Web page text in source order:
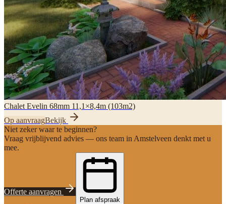
Chalet Evelin 68mm 11,1×8,4m (103m2)
Op aanvraagBekijk
Niet zeker waar te beginnen?
Vraag vrijblijvend advies — ons team in Amstelveen denkt met u
mee.
Offerte aanvragen
Plan afspraak